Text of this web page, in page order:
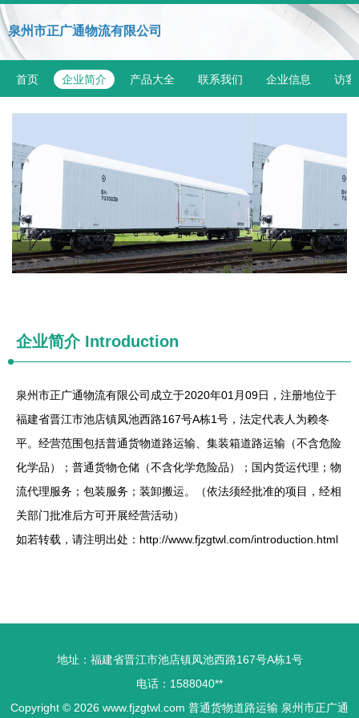
泉州市正广通物流有限公司
首页 企业简介 产品大全 联系我们 企业信息 访客
企业简介 Introduction
泉州市正广通物流有限公司成立于2020年01月09日，注册地位于
福建省晋江市池店镇凤池西路167号A栋1号，法定代表人为赖冬
平。经营范围包括普通货物道路运输、集装箱道路运输（不含危险
化学品）；普通货物仓储（不含化学危险品）；国内货运代理；物
流代理服务；包装服务；装卸搬运。（依法须经批准的项目，经相
关部门批准后方可开展经营活动）
如若转载，请注明出处：http://www.fjzgtwl.com/introduction.html
地址：福建省晋江市池店镇凤池西路167号A栋1号
电话：1588040**
Copyright © 2026 www.fjzgtwl.com 普通货物道路运输 泉州市正广通